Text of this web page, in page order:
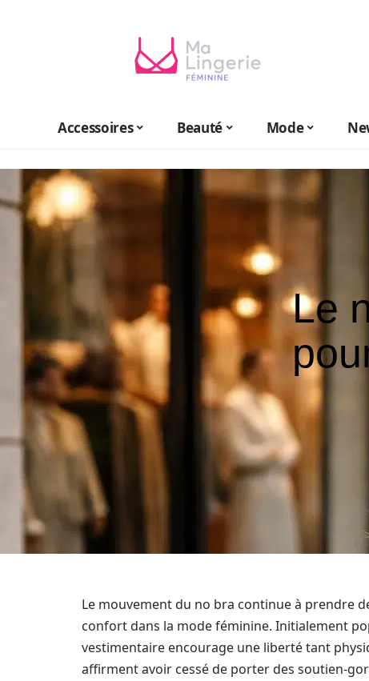
Accessoires Beauté Mode
Le
Le mouvement du no bra continue à prendre
confort dans la mode féminine. Initialement
vestimentaire encourage une liberté tant
affirment avoir cessé de porter des soutien-